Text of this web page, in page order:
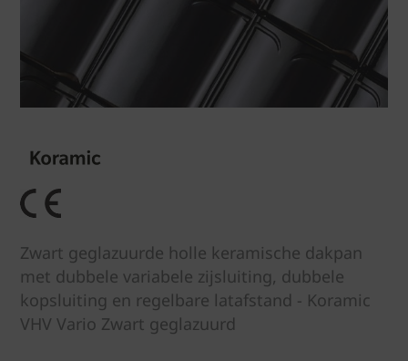
Zwart geglazuurde holle keramische dakpan
met dubbele variabele zijsluiting, dubbele
kopsluiting en regelbare latafstand - Koramic
VHV Vario Zwart geglazuurd